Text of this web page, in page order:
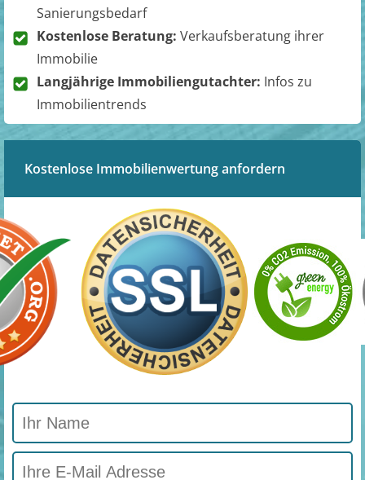
Sanierungsbedarf
Kostenlose Beratung: Verkaufsberatung ihrer
Immobilie
Langjährige Immobiliengutachter: Infos zu
Immobilientrends
Kostenlose Immobilienwertung anfordern